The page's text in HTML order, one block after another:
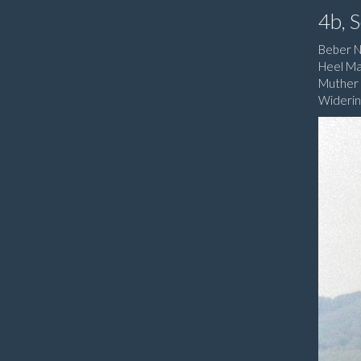
4b,
Beber
Heel
Muther